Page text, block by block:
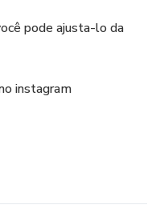
pode ajusta-lo da
instagram